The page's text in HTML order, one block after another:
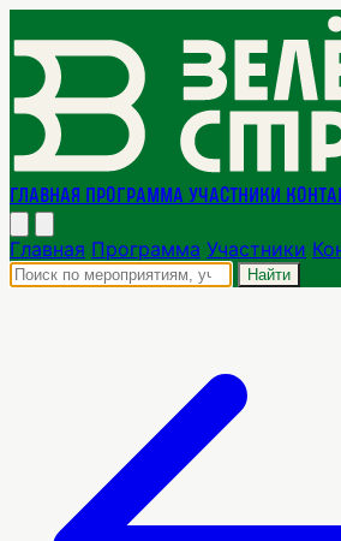
Главная Программа Участники
Главная Программа Участники
Найти